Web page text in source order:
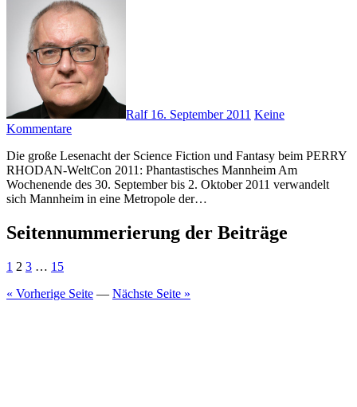
Ralf 16. September 2011 Keine
Kommentare
Die große Lesenacht der Science Fiction und Fantasy beim PERRY
RHODAN-WeltCon 2011: Phantastisches Mannheim Am
Wochenende des 30. September bis 2. Oktober 2011 verwandelt
sich Mannheim in eine Metropole der…
Seitennummerierung der Beiträge
1 2 3 … 15
« Vorherige Seite — Nächste Seite »